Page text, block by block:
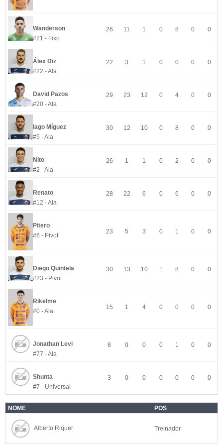
Wanderson
#21 - Fixo
26 11 1 0 8 0 0
Álex Diz
#22 - Ala
22 3 1 0 0 0 0
David Pazos
#20 - Ala
29 23 12 0 4 0 0
Iago Míguez
#5 - Ala
30 12 10 0 8 0 0
Nito
#2 - Ala
26 1 1 0 2 0 0
Renato
#12 - Ala
28 22 6 0 6 0 0
Pitero
#6 - Pivot
23 5 3 0 1 0 0
Diego Quintela
#23 - Pivot
30 13 10 1 8 0 0
Rikelme
#0 - Ala
15 1 4 0 0 0 0
Jonathan Levi
#77 - Ala
8 0 0 0 1 0 0
Shunta
#7 - Universal
3 0 0 0 0 0 0
NOME POS
Alberto Riquer Treinador